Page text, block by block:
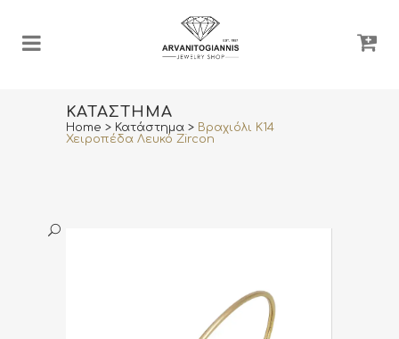
ΚΑΤΆΣΤΗΜΑ
Home > Κατάστημα > Βραχιόλι Κ14
Χειροπέδα Λευκό Zircon